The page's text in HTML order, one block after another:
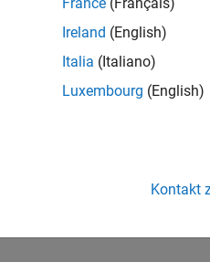
Ireland (English)
Italia (Italiano)
Luxembourg (English)
Kontakt